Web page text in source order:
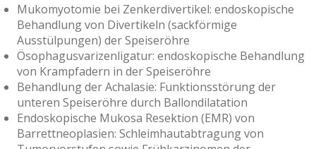
Mukomyotomie bei Zenkerdivertikel: endoskopische
Behandlung von Divertikeln (sackförmige
Ausstülpungen) der Speiseröhre
Ösophagusvarizenligatur: endoskopische Behandlung
von Krampfadern in der Speiseröhre
Behandlung der Achalasie: Funktionsstörung der
unteren Speiseröhre durch Ballondilatation
Endoskopische Mukosa Resektion (EMR) von
Barrettneoplasien: Schleimhautabtragung von